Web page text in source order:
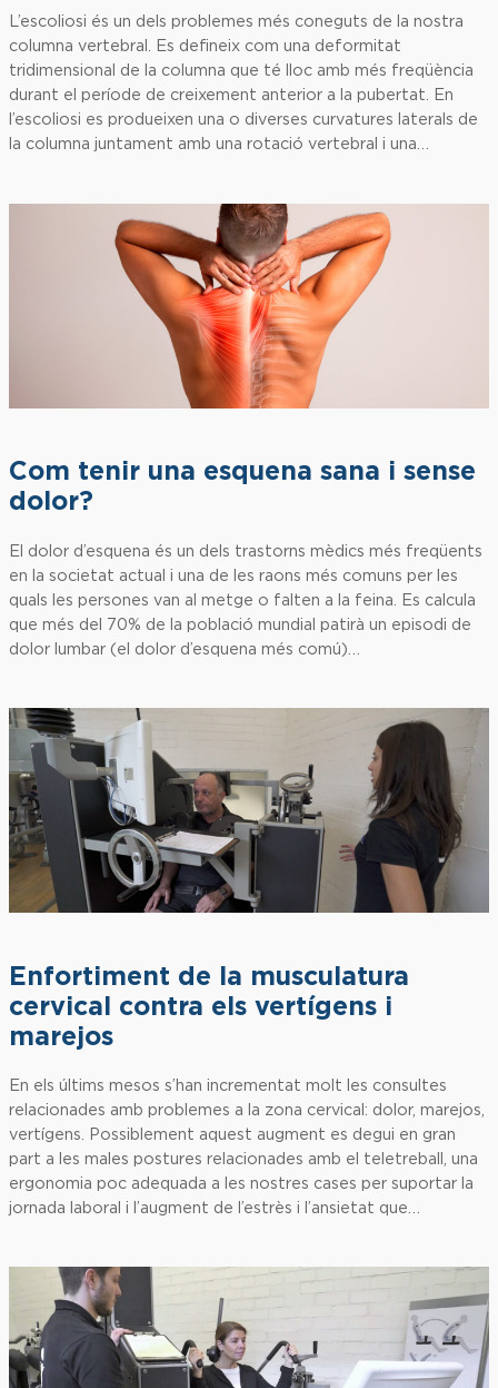
L’escoliosi és un dels problemes més coneguts de la nostra
columna vertebral. Es defineix com una deformitat
tridimensional de la columna que té lloc amb més freqüència
durant el període de creixement anterior a la pubertat. En
l’escoliosi es produeixen una o diverses curvatures laterals de
la columna juntament amb una rotació vertebral i una…
Com tenir una esquena sana i sense
dolor?
El dolor d’esquena és un dels trastorns mèdics més freqüents
en la societat actual i una de les raons més comuns per les
quals les persones van al metge o falten a la feina. Es calcula
que més del 70% de la població mundial patirà un episodi de
dolor lumbar (el dolor d’esquena més comú)…
Enfortiment de la musculatura
cervical contra els vertígens i
marejos
En els últims mesos s’han incrementat molt les consultes
relacionades amb problemes a la zona cervical: dolor, marejos,
vertígens. Possiblement aquest augment es degui en gran
part a les males postures relacionades amb el teletreball, una
ergonomia poc adequada a les nostres cases per suportar la
jornada laboral i l’augment de l’estrès i l’ansietat que…